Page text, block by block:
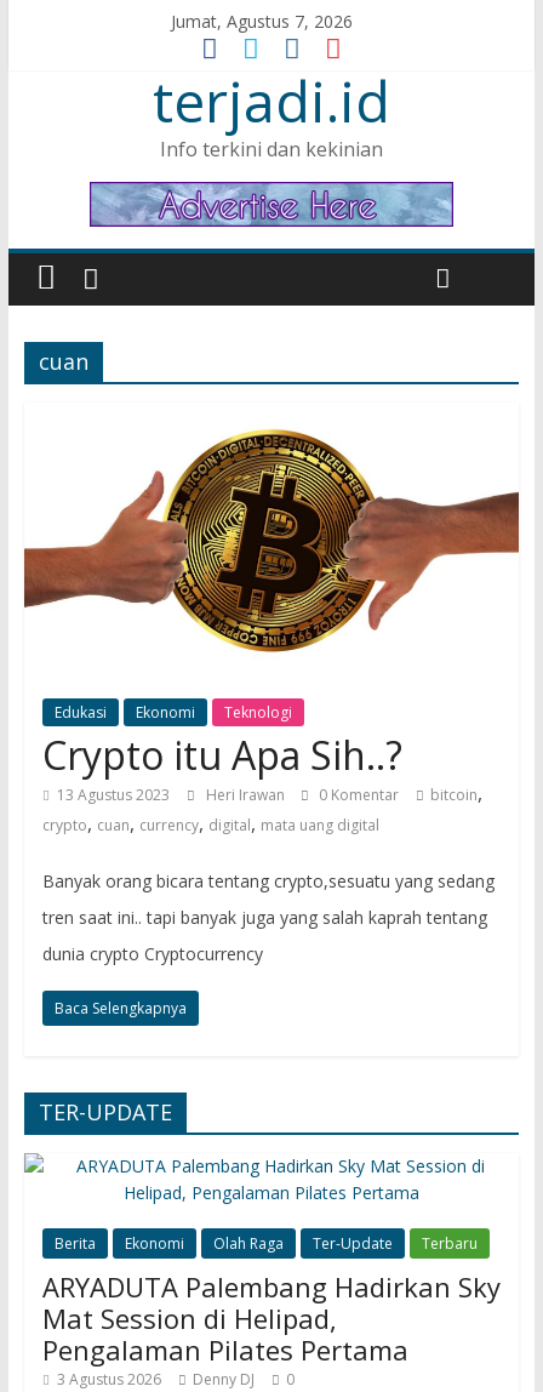
Jumat, Agustus 7, 2026
terjadi.id
Info terkini dan kekinian
cuan
Edukasi Ekonomi Teknologi
Crypto itu Apa Sih..?
13 Agustus 2023 Heri Irawan 0 Komentar bitcoin,
crypto, cuan, currency, digital, mata uang digital
Banyak orang bicara tentang crypto,sesuatu yang sedang
tren saat ini.. tapi banyak juga yang salah kaprah tentang
dunia crypto Cryptocurrency
Baca Selengkapnya
TER-UPDATE
Berita Ekonomi Olah Raga Ter-Update Terbaru
ARYADUTA Palembang Hadirkan Sky
Mat Session di Helipad,
Pengalaman Pilates Pertama
3 Agustus 2026 Denny DJ 0